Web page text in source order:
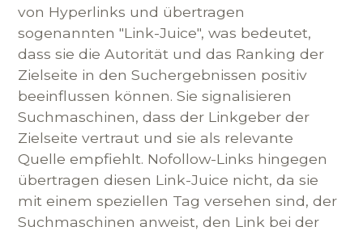
von Hyperlinks und übertragen
sogenannten "Link-Juice", was bedeutet,
dass sie die Autorität und das Ranking der
Zielseite in den Suchergebnissen positiv
beeinflussen können. Sie signalisieren
Suchmaschinen, dass der Linkgeber der
Zielseite vertraut und sie als relevante
Quelle empfiehlt. Nofollow-Links hingegen
übertragen diesen Link-Juice nicht, da sie
mit einem speziellen Tag versehen sind, der
Suchmaschinen anweist, den Link bei der